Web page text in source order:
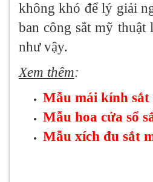
không khó để lý giải
ban công sắt mỹ thuật
như vậy.
Xem thêm:
Mẫu mái kính
Mẫu hoa cửa sổ
Mẫu xích đu sắt